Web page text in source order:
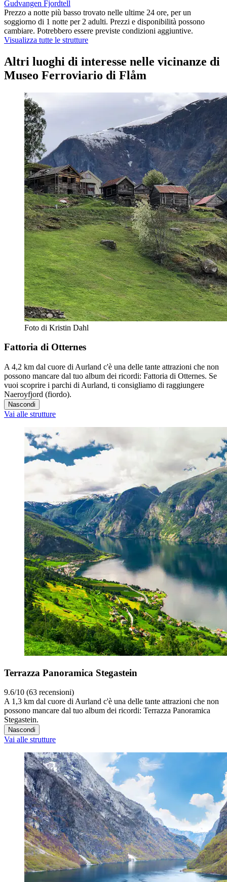
Gudvangen Fjordtell
Prezzo a notte più basso trovato nelle ultime 24 ore, per un
soggiorno di 1 notte per 2 adulti. Prezzi e disponibilità possono
cambiare. Potrebbero essere previste condizioni aggiuntive.
Visualizza tutte le strutture
Altri luoghi di interesse nelle vicinanze di
Museo Ferroviario di Flåm
Foto di Kristin Dahl
Fattoria di Otternes
A 4,2 km dal cuore di Aurland c'è una delle tante attrazioni che non
possono mancare dal tuo album dei ricordi: Fattoria di Otternes. Se
vuoi scoprire i parchi di Aurland, ti consigliamo di raggiungere
Naeroyfjord (fiordo).
Nascondi
Vai alle strutture
Terrazza Panoramica Stegastein
9.6/10 (63 recensioni)
A 1,3 km dal cuore di Aurland c'è una delle tante attrazioni che non
possono mancare dal tuo album dei ricordi: Terrazza Panoramica
Stegastein.
Nascondi
Vai alle strutture